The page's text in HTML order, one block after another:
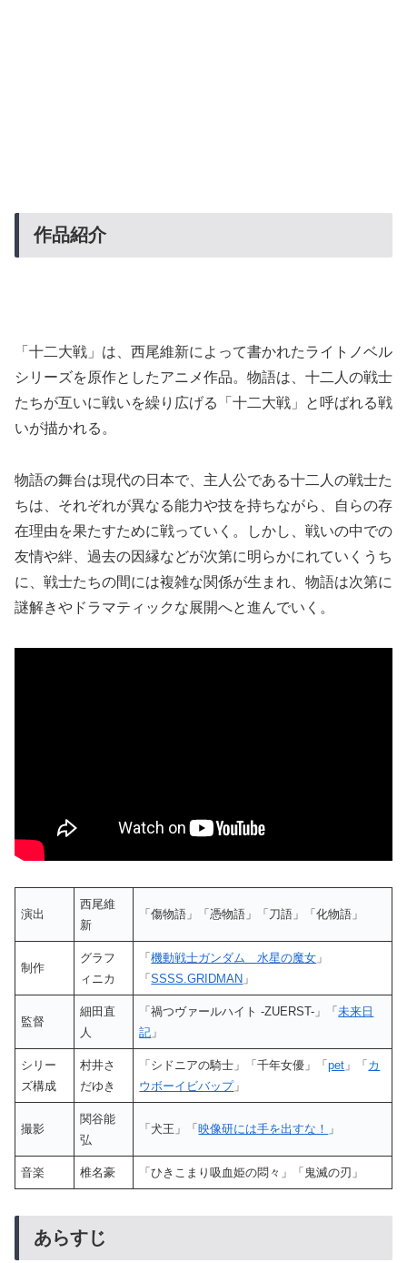
作品紹介
「十二大戦」は、西尾維新によって書かれたライトノベル
シリーズを原作としたアニメ作品。物語は、十二人の戦士
たちが互いに戦いを繰り広げる「十二大戦」と呼ばれる戦
いが描かれる。
物語の舞台は現代の日本で、主人公である十二人の戦士た
ちは、それぞれが異なる能力や技を持ちながら、自らの存
在理由を果たすために戦っていく。しかし、戦いの中での
友情や絆、過去の因縁などが次第に明らかにれていくうち
に、戦士たちの間には複雑な関係が生まれ、物語は次第に
謎解きやドラマティックな展開へと進んでいく。
演出
西尾維
新
「傷物語」「憑物語」「刀語」「化物語」
制作
グラフ
ィニカ
「機動戦士ガンダム 水星の魔女 」
「SSSS.GRIDMAN 」
監督
細田直
人
「禍つヴァールハイト -ZUERST-」「未来日
記 」
シリー
ズ構成
村井さ
だゆき
「シドニアの騎士」「千年女優」「pet 」「 カ
ウボーイビバップ」
撮影
関谷能
弘
「犬王」「映像研には手を出すな！ 」
音楽 椎名豪 「ひきこまり吸血姫の悶々」「鬼滅の刃」
あらすじ